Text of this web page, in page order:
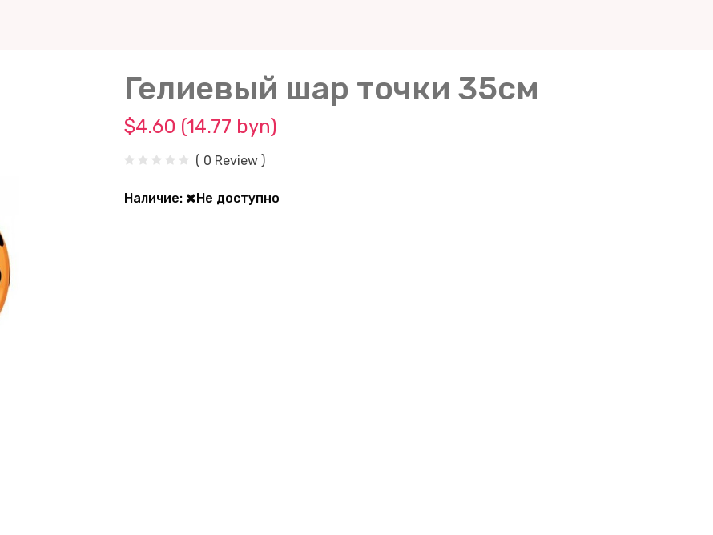
Гелиевый шар точки 35см
$4.60 (14.77 byn)
( 0 Review )
Наличие: Не доступно